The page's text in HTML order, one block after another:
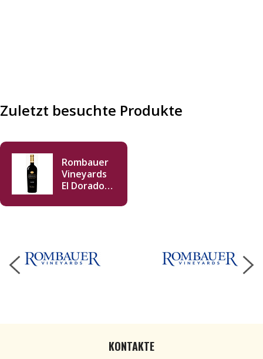
Zuletzt besuchte Produkte
Rombauer
Vineyards
El Dorado
2023 750 ml
KONTAKTE